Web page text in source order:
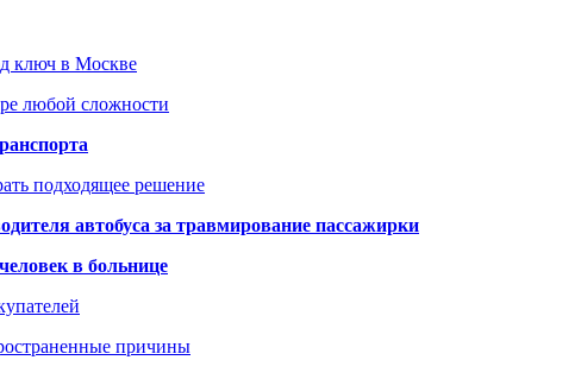
ключ в Москве
любой сложности
подходящее решение
автобуса за травмирование пассажирки
в больнице
причины